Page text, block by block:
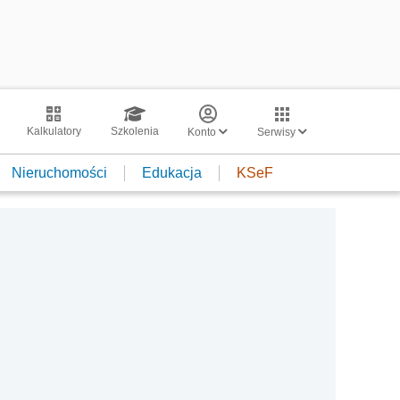
Kalkulatory Szkolenia Konto Serwisy
Nieruchomości Edukacja KSeF